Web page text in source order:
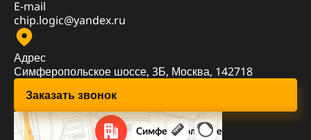
E-mail
chip.logic@yandex.ru
Адрес
Симферопольское шоссе, 3Б, Москва, 142718
Заказать звонок